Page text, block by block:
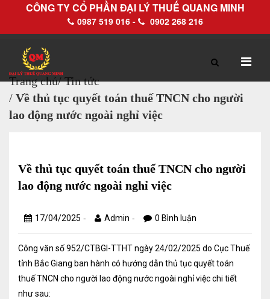
CÔNG TY CỔ PHẦN ĐẠI LÝ THUẾ QUANG MINH
0987 519 016 - 0902 268 216
TRANG CHỦ GIỚI THIỆU
Làm thủ tục về thuế trọn gói
Kiểm soát rủi ro về thuế
Trang chủ/ Tin tức
/ Về thủ tục quyết toán thuế TNCN cho người
lao động nước ngoài nghỉ việc
Về thủ tục quyết toán thuế TNCN cho người
lao động nước ngoài nghỉ việc
17/04/2025 - Admin - 0 Bình luận
Công văn số 952/CTBGI-TTHT ngày 24/02/2025 do Cục Thuế
tỉnh Bắc Giang ban hành có hướng dẫn thủ tục quyết toán
thuế TNCN cho người lao động nước ngoài nghỉ việc chi tiết
như sau: